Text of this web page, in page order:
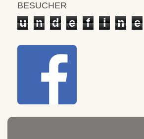
BESUCHER
u n d e f i n e